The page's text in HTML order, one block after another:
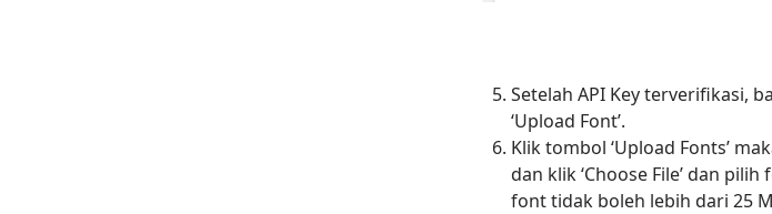
Setelah API Key terverifikasi,
‘Upload Font’.
Klik tombol ‘Upload Fonts’
dan klik ‘Choose File’ dan
font tidak boleh lebih dari 25